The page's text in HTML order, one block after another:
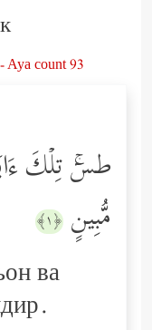
Aya count 93
طسۤۚ تِلۡكَ
مُّبِینٍ ﴿١﴾
ва